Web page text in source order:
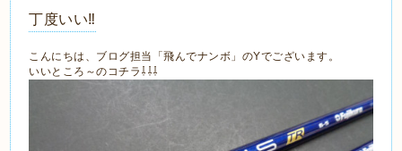
丁度いい‼
こんにちは、ブログ担当「飛んでナンボ」のYでございます。
いいところ～のコチラ⇩⇩⇩